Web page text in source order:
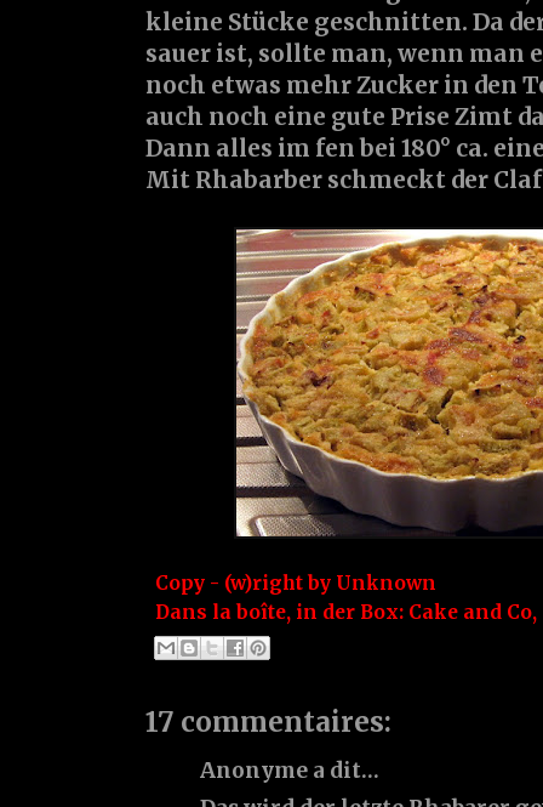
kleine Stücke geschnitten. Da
sauer ist, sollte man, wenn man
noch etwas mehr Zucker in den
auch noch eine gute Prise Zimt
Dann alles im fen bei 180° ca.
Mit Rhabarber schmeckt der
Copy - (w)right by Unknown
Dans la boîte, in der Box: Cake and Co,
17 commentaires:
Anonyme a dit…